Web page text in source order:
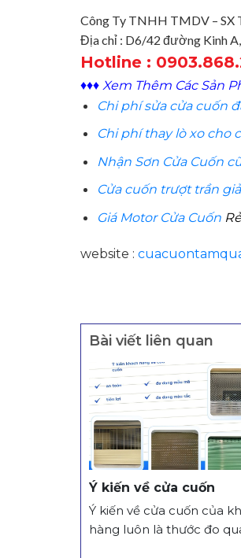
Công Ty TNHH TMDV – SX
Địa chỉ : D6/42 đường Kinh A,
Hotline :
♦♦♦ Xem Thêm Các Sản
Chi phí sửa cửa cuốn
Chi phí thay lò xo cho
Nhận Sơn Cửa Cuốn
Cửa cuốn trượt trần
Giá Motor Cửa Cuốn
website :
Bài viết liên quan
Ý kiến về cửa cuốn
Ý kiến về cửa cuốn của
hàng luôn là thước đo